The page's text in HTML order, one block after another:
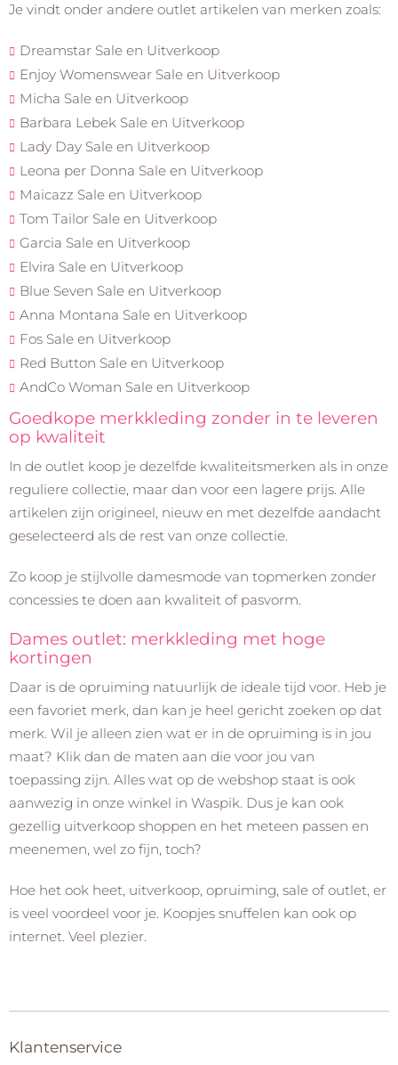
Je vindt onder andere outlet artikelen van merken zoals:
Dreamstar Sale en Uitverkoop
Enjoy Womenswear Sale en Uitverkoop
Micha Sale en Uitverkoop
Barbara Lebek Sale en Uitverkoop
Lady Day Sale en Uitverkoop
Leona per Donna Sale en Uitverkoop
Maicazz Sale en Uitverkoop
Tom Tailor Sale en Uitverkoop
Garcia Sale en Uitverkoop
Elvira Sale en Uitverkoop
Blue Seven Sale en Uitverkoop
Anna Montana Sale en Uitverkoop
Fos Sale en Uitverkoop
Red Button Sale en Uitverkoop
AndCo Woman Sale en Uitverkoop
Goedkope merkkleding zonder in te leveren
op kwaliteit
In de outlet koop je dezelfde kwaliteitsmerken als in onze
reguliere collectie, maar dan voor een lagere prijs. Alle
artikelen zijn origineel, nieuw en met dezelfde aandacht
geselecteerd als de rest van onze collectie.
Zo koop je stijlvolle damesmode van topmerken zonder
concessies te doen aan kwaliteit of pasvorm.
Dames outlet: merkkleding met hoge
kortingen
Daar is de opruiming natuurlijk de ideale tijd voor. Heb je
een favoriet merk, dan kan je heel gericht zoeken op dat
merk. Wil je alleen zien wat er in de opruiming is in jou
maat? Klik dan de maten aan die voor jou van
toepassing zijn. Alles wat op de webshop staat is ook
aanwezig in onze winkel in Waspik. Dus je kan ook
gezellig uitverkoop shoppen en het meteen passen en
meenemen, wel zo fijn, toch?
Hoe het ook heet, uitverkoop, opruiming, sale of outlet, er
is veel voordeel voor je. Koopjes snuffelen kan ook op
internet. Veel plezier.
Klantenservice